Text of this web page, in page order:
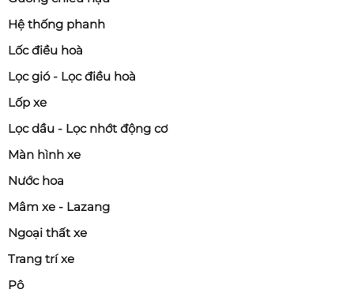
Hệ thống phanh
Lốc điều hoà
Lọc gió - Lọc điều hoà
Lốp xe
Lọc dầu - Lọc nhớt động cơ
Màn hình xe
Nước hoa
Mâm xe - Lazang
Ngoại thất xe
Trang trí xe
Pô